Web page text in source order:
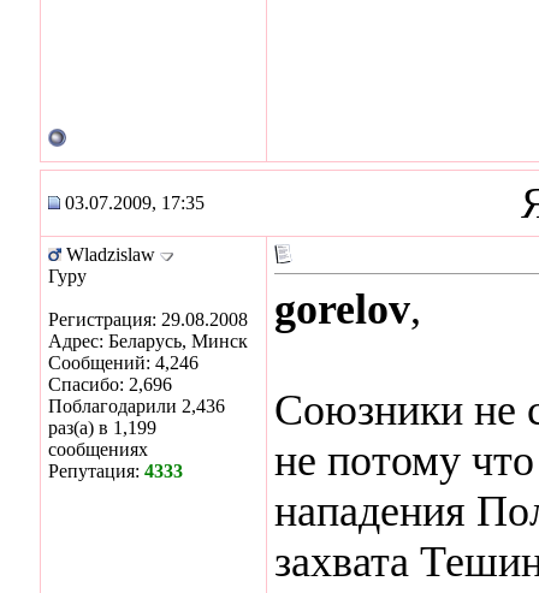
03.07.2009, 17:35
Wladzislaw
Гуру
Регистрация: 29.08.2008
Адрес: Беларусь, Минск
Сообщений: 4,246
Спасибо: 2,696
Поблагодарили 2,436
раз(а) в 1,199
сообщениях
Репутация: 4333
gorelov,
Союзники не
не потому
нападения
захвата